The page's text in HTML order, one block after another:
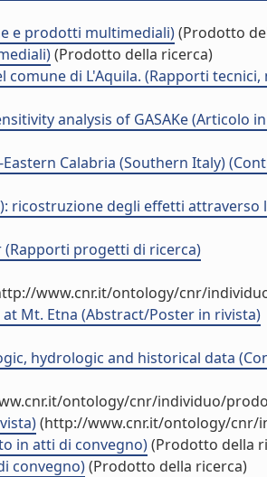
e prodotti multimediali)(Prodotto
(Prodotto della ricerca)
di L'Aquila. (Rapporti
analysis of GASAKe (Articolo
Calabria (Southern Italy)
ricostruzione degli effetti
(Rapporti progetti di ricerca)
www.cnr.it/ontology/cnr/
Mt. Etna (Abstract/Poster in rivista)
hydrologic and historical data
ontology/cnr/individuo/
(http://www.cnr.it/ontology/cnr/
in atti di convegno)(Prodotto della
convegno)(Prodotto della ricerca)